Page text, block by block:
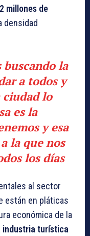
millones de
densidad
buscando la
a todos y
ciudad lo
es la
y esa
la que nos
los días
al sector
están en pláticas
económica de la
industria turística